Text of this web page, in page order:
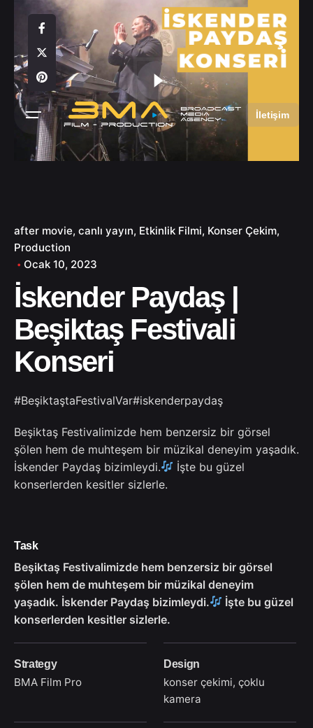
İletişim
after movie canlı yayın Etkinlik Filmi Konser Çekim
Production
Ocak 10, 2023
İskender Paydaş |
Beşiktaş Festivali
Konseri
#BeşiktaştaFestivalVar#iskenderpaydaş
Beşiktaş Festivalimizde hem benzersiz bir görsel
şölen hem de muhteşem bir müzikal deneyim yaşadık.
İskender Paydaş bizimleydi.
İşte bu güzel
konserlerden kesitler sizlerle.
Task
Beşiktaş Festivalimizde hem benzersiz bir görsel
şölen hem de muhteşem bir müzikal deneyim
yaşadık. İskender Paydaş bizimleydi.
İşte bu güzel
konserlerden kesitler sizlerle.
Strategy
BMA Film Pro
Design
konser çekimi, çoklu
kamera